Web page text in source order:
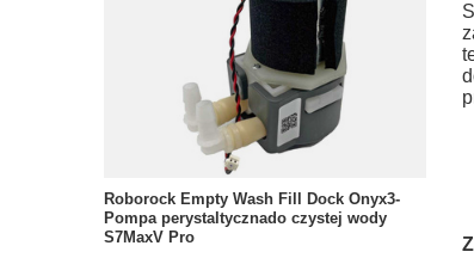
Roborock Empty Wash Fill Dock Onyx3-
Pompa perystaltycznado czystej wody
S7MaxV Pro